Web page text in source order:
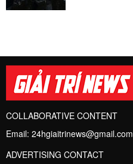
COLLABORATIVE CONTENT
Email: 24hgiaitrinews@gmail.com
ADVERTISING CONTACT